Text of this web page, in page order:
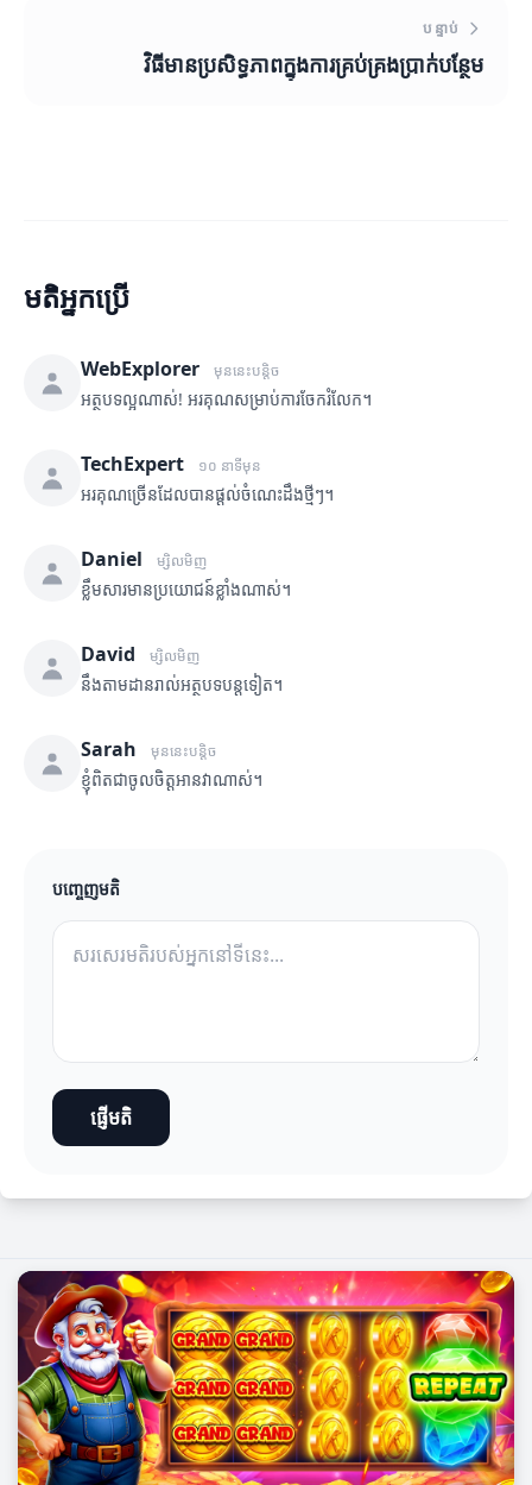
បន្ទាប់
វិធីមានប្រសិទ្ធភាពក្នុងការគ្រប់គ្រងប្រាក់បន្ថែម
មតិអ្នកប្រើ
WebExplorer មុននេះបន្តិច
អត្ថបទល្អណាស់! អរគុណសម្រាប់ការចែករំលែក។
TechExpert ១០ នាទីមុន
អរគុណច្រើនដែលបានផ្តល់ចំណេះដឹងថ្មីៗ។
Daniel ម្សិលមិញ
ខ្លឹមសារមានប្រយោជន៍ខ្លាំងណាស់។
David ម្សិលមិញ
នឹងតាមដានរាល់អត្ថបទបន្តទៀត។
Sarah មុននេះបន្តិច
ខ្ញុំពិតជាចូលចិត្តអានវាណាស់។
បញ្ចេញមតិ
ផ្ញើមតិ